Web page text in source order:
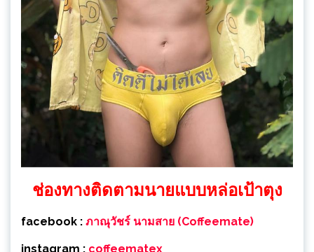
ช่องทางติดตามนายแบบหล่อเป้าตุง
facebook : ภาณุวัชร์ นามสาย (Coffeemate)
instagram : coffeematex